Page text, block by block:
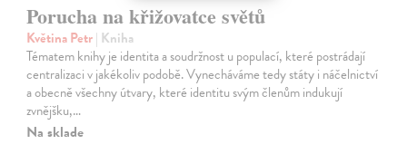
Porucha na křižovatce světů
Květina Petr| Kniha
Tématem knihy je identita a soudržnost u populací, které postrádají
centralizaci v jakékoliv podobě. Vynecháváme tedy státy i náčelnictví
a obecně všechny útvary, které identitu svým členům indukují
zvnějšku,…
Na sklade